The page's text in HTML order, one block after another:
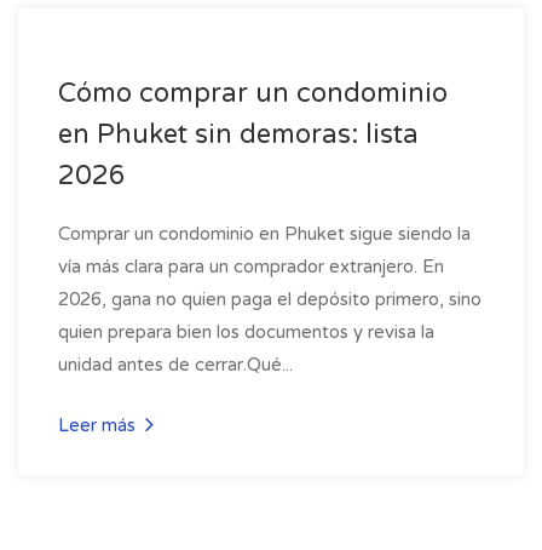
Cómo comprar un condominio
en Phuket sin demoras: lista
2026
Comprar un condominio en Phuket sigue siendo la
vía más clara para un comprador extranjero. En
2026, gana no quien paga el depósito primero, sino
quien prepara bien los documentos y revisa la
unidad antes de cerrar.Qué...
Leer más